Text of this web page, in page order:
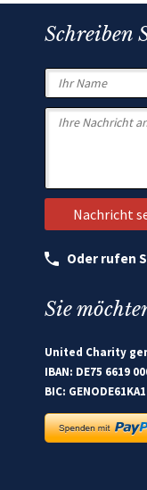
Schreiben
Oder rufen
Sie
United Charity
IBAN: DE75 6619
BIC: GENODE61KA1